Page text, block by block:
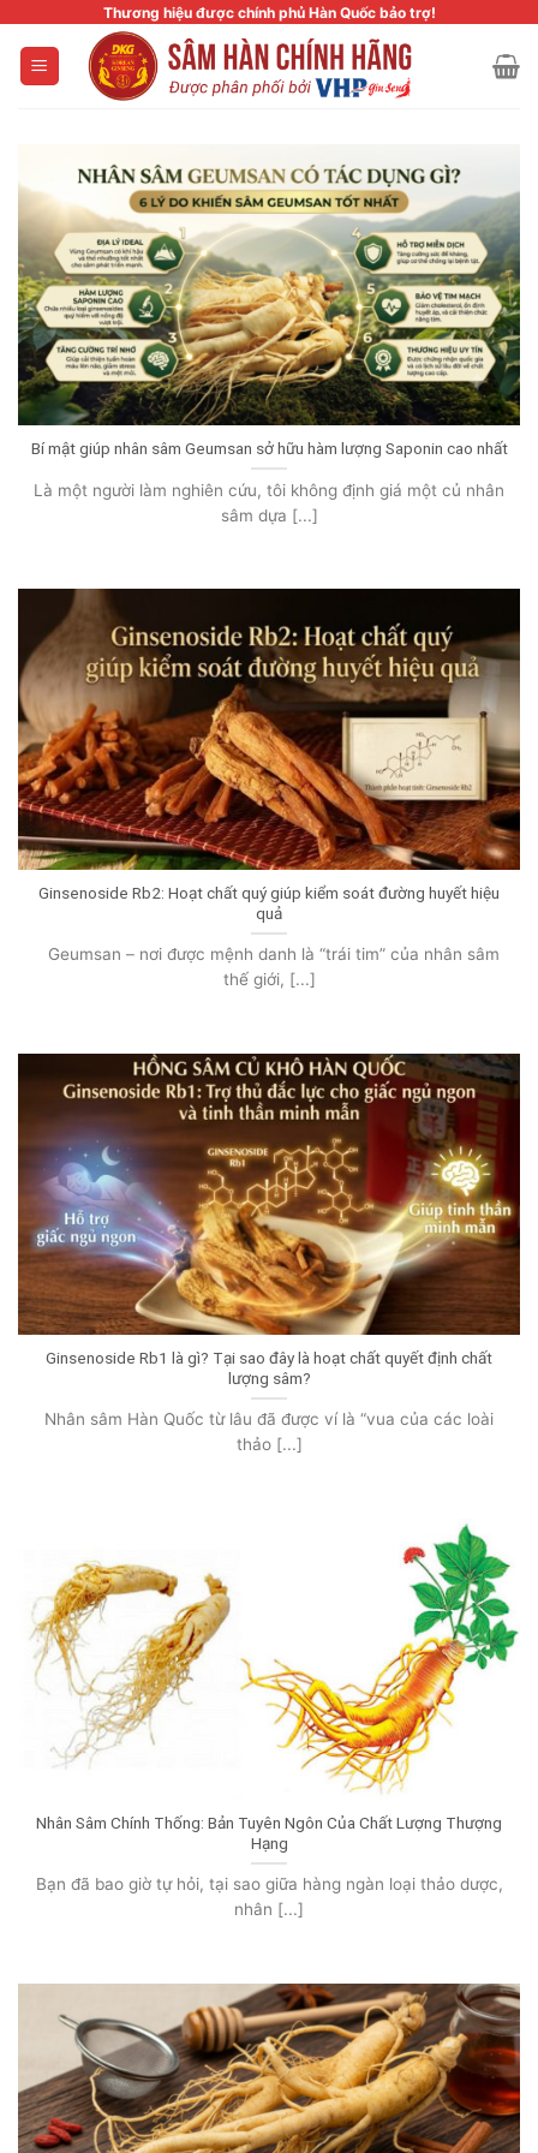
content
Thương hiệu được chính phủ Hàn Quốc bảo trợ!
Bí mật giúp nhân sâm Geumsan sở hữu hàm lượng Saponin cao nhất
Là một người làm nghiên cứu, tôi không định giá một củ nhân
sâm dựa [...]
Ginsenoside Rb2: Hoạt chất quý giúp kiểm soát đường huyết hiệu
quả
Geumsan – nơi được mệnh danh là “trái tim” của nhân sâm
thế giới, [...]
Ginsenoside Rb1 là gì? Tại sao đây là hoạt chất quyết định chất
lượng sâm?
Nhân sâm Hàn Quốc từ lâu đã được ví là “vua của các loài
thảo [...]
Nhân Sâm Chính Thống: Bản Tuyên Ngôn Của Chất Lượng Thượng
Hạng
Bạn đã bao giờ tự hỏi, tại sao giữa hàng ngàn loại thảo dược,
nhân [...]